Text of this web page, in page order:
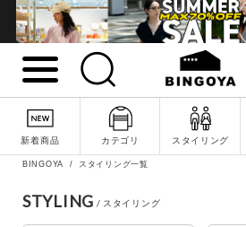
新着商品 カテゴリ スタイリング
詳細検索
BINGOYA スタイリング一覧
STYLING